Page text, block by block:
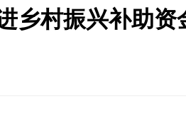
乡村振兴补助资